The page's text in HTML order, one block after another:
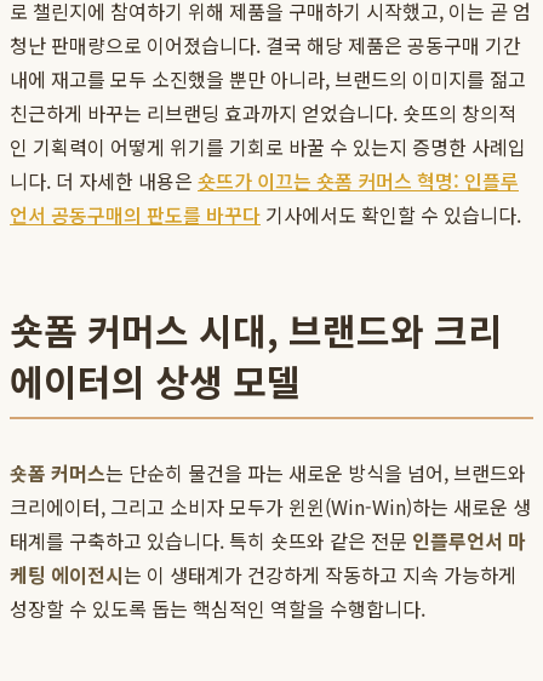
로 챌린지에 참여하기 위해 제품을 구매하기 시작했고, 이는 곧 엄
청난 판매량으로 이어졌습니다. 결국 해당 제품은 공동구매 기간
내에 재고를 모두 소진했을 뿐만 아니라, 브랜드의 이미지를 젊고
친근하게 바꾸는 리브랜딩 효과까지 얻었습니다. 숏뜨의 창의적
인 기획력이 어떻게 위기를 기회로 바꿀 수 있는지 증명한 사례입
니다. 더 자세한 내용은 숏뜨가 이끄는 숏폼 커머스 혁명: 인플루
언서 공동구매의 판도를 바꾸다 기사에서도 확인할 수 있습니다.
숏폼 커머스 시대, 브랜드와 크리
에이터의 상생 모델
숏폼 커머스는 단순히 물건을 파는 새로운 방식을 넘어, 브랜드와
크리에이터, 그리고 소비자 모두가 윈윈(Win-Win)하는 새로운 생
태계를 구축하고 있습니다. 특히 숏뜨와 같은 전문 인플루언서 마
케팅 에이전시는 이 생태계가 건강하게 작동하고 지속 가능하게
성장할 수 있도록 돕는 핵심적인 역할을 수행합니다.